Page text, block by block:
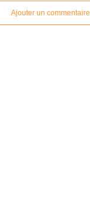
Ajouter un commentaire